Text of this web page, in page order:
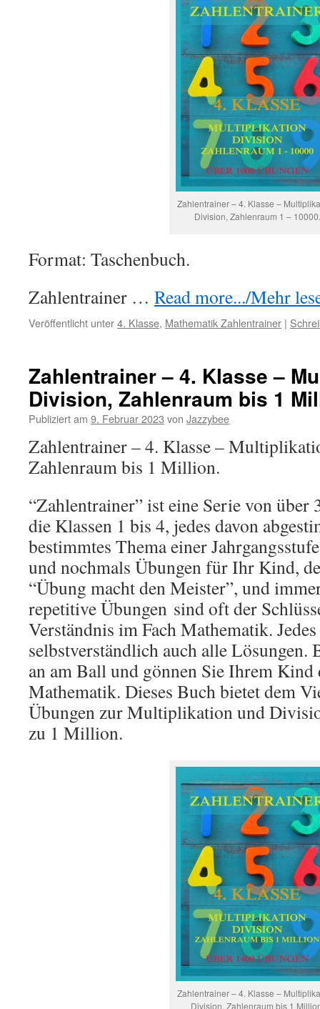
Zahlentrainer – 4. Klasse –
Division, Zahlenraum 1 – 10000.
Format: Taschenbuch.
Zahlentrainer … Read more.../Mehr
Veröffentlicht unter4. Klasse, Mathematik Zahlentrainer |
Zahlentrainer – 4. Klasse –
Division, Zahlenraum bis 1
Publiziert am 9. Februar 2023 von Jazzybee
Zahlentrainer – 4. Klasse –
Zahlenraum bis 1 Million.
“Zahlentrainer” ist eine Serie von
die Klassen 1 bis 4, jedes davon
bestimmtes Thema einer
und nochmals Übungen für Ihr Kind,
“Übung macht den Meister”, und
repetitive Übungen sind oft der
Verständnis im Fach Mathematik.
selbstverständlich auch alle Lösungen.
an am Ball und gönnen Sie Ihrem
Mathematik. Dieses Buch bietet dem
Übungen zur Multiplikation und
zu 1 Million.
Zahlentrainer – 4. Klasse –
Division, Zahlenraum bis 1